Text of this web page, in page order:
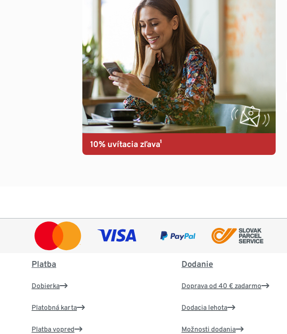
10% uvítacia zľava¹
Platba
Dobierka
Platobná karta
Platba vopred
Dodanie
Doprava od 40 € zadarmo
Dodacia lehota
Možnosti dodania